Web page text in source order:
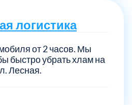
логистика
от 2 часов. Мы
быстро убрать хлам на
Лесная.